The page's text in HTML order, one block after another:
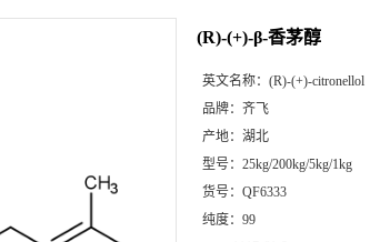
(R)-(+)-β-香茅醇
英文名称： (R)-(+)-citronellol
品牌： 齐飞
产地： 湖北
型号： 25kg/200kg/5kg/1kg
货号： QF6333
纯度： 99